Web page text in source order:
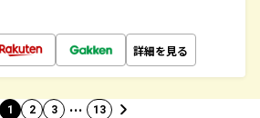
詳細を見る
1 2 3 … 13